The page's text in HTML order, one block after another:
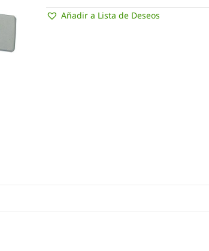
Añadir a Lista de Deseos